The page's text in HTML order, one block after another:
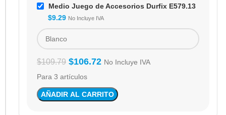
Medio Juego de Accesorios Durfix E579.13
$9.29 No Incluye IVA
$109.79 $106.72 No Incluye IVA
Para 3 artículos
AÑADIR AL CARRITO